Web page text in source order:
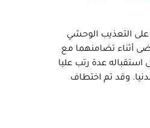
على التعذيب الوحشي
الشاعر اللذان أختطفا يوم 25 مايو الماضى أثناء تضامنهما مع
عدة رتب عليا
وقد تم اختطاف